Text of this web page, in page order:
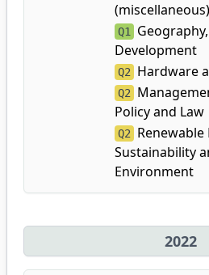
(miscellaneous)
Q1
Development
Q2 Hardware
Q2
Policy and Law
Q2 Renewable
Sustainability
Environment
2022